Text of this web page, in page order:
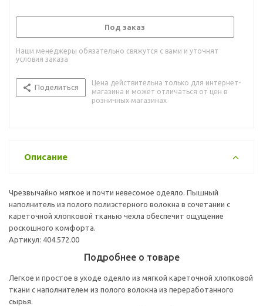
Под заказ
Наши менеджеры обязательно свяжутся с вами и уточнят
условия заказа
Поделиться
Цена действительна только для интернет-
магазина и может отличаться от цен в
розничных магазинах
Описание
Чрезвычайно мягкое и почти невесомое одеяло. Пышный
наполнитель из полого полиэстерного волокна в сочетании с
кареточной хлопковой тканью чехла обеспечит ощущение
роскошного комфорта.
Артикул: 404.572.00
Подробнее о товаре
Легкое и простое в уходе одеяло из мягкой кареточной хлопковой
ткани с наполнителем из полого волокна из переработанного
сырья.